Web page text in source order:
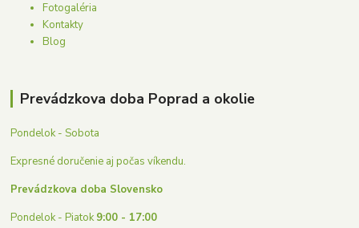
Fotogaléria
Kontakty
Blog
Prevádzkova doba Poprad a okolie
Pondelok - Sobota
Expresné doručenie aj počas víkendu.
Prevádzkova doba Slovensko
Pondelok - Piatok9:00 - 17:00